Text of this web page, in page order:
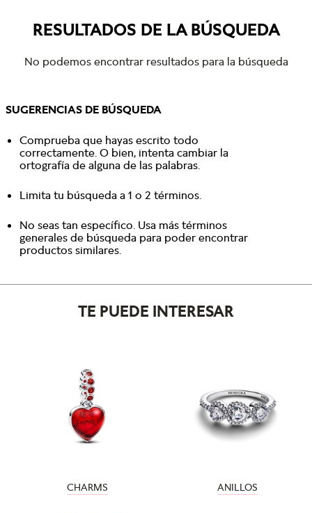
RESULTADOS DE LA BÚSQUEDA
No podemos encontrar resultados para la búsqueda
SUGERENCIAS DE BÚSQUEDA
Comprueba que hayas escrito todo
correctamente. O bien, intenta cambiar la
ortografía de alguna de las palabras.
Limita tu búsqueda a 1 o 2 términos.
No seas tan específico. Usa más términos
generales de búsqueda para poder encontrar
productos similares.
TE PUEDE INTERESAR
CHARMS ANILLOS